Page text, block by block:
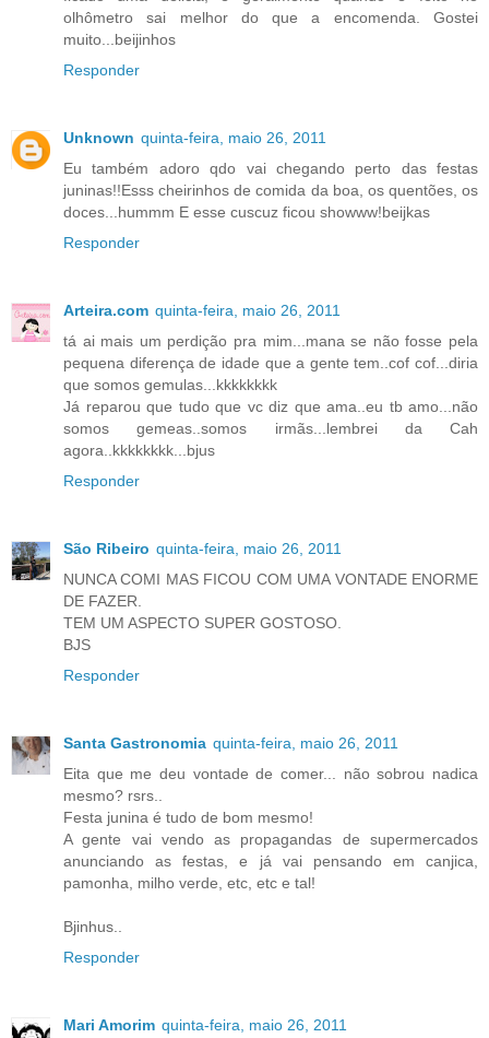
olhômetro sai melhor do que a encomenda. Gostei
muito...beijinhos
Responder
Unknown quinta-feira, maio 26, 2011
Eu também adoro qdo vai chegando perto das festas
juninas!!Esss cheirinhos de comida da boa, os quentões, os
doces...hummm E esse cuscuz ficou showww!beijkas
Responder
Arteira.com quinta-feira, maio 26, 2011
tá ai mais um perdição pra mim...mana se não fosse pela
pequena diferença de idade que a gente tem..cof cof...diria
que somos gemulas...kkkkkkkk
Já reparou que tudo que vc diz que ama..eu tb amo...não
somos gemeas..somos irmãs...lembrei da Cah
agora..kkkkkkkk...bjus
Responder
São Ribeiro quinta-feira, maio 26, 2011
NUNCA COMI MAS FICOU COM UMA VONTADE ENORME
DE FAZER.
TEM UM ASPECTO SUPER GOSTOSO.
BJS
Responder
Santa Gastronomia quinta-feira, maio 26, 2011
Eita que me deu vontade de comer... não sobrou nadica
mesmo? rsrs..
Festa junina é tudo de bom mesmo!
A gente vai vendo as propagandas de supermercados
anunciando as festas, e já vai pensando em canjica,
pamonha, milho verde, etc, etc e tal!
Bjinhus..
Responder
Mari Amorim quinta-feira, maio 26, 2011